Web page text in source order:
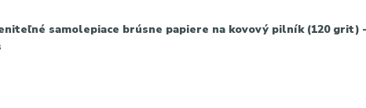
samolepiace brúsne papiere na kovový pilník (120 grit)